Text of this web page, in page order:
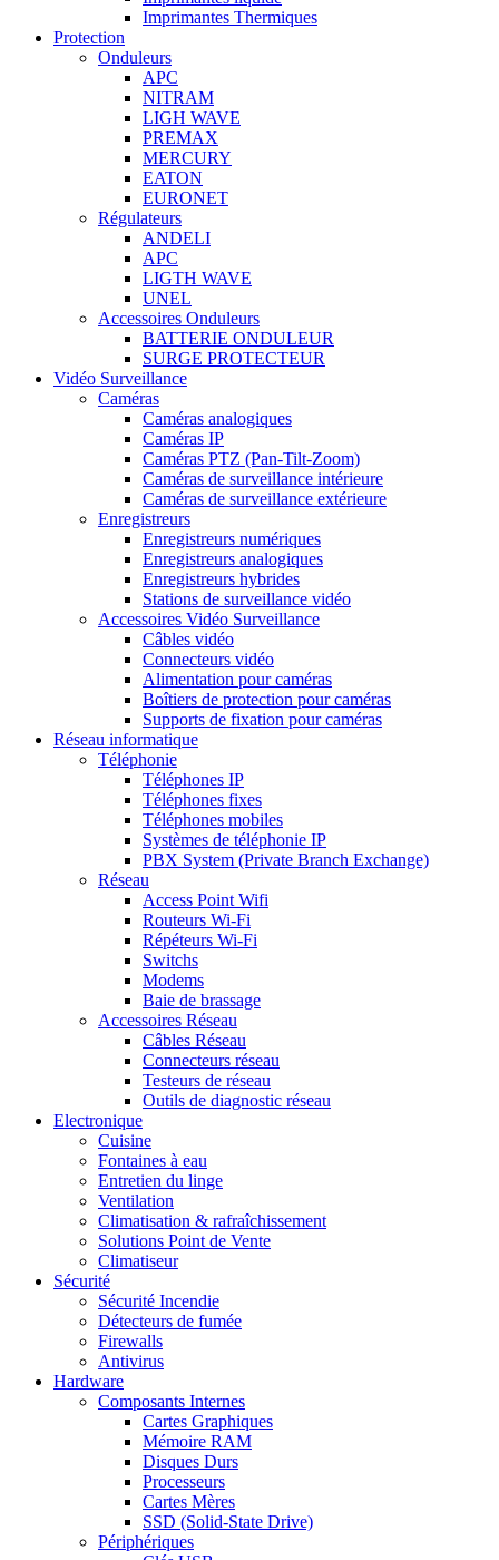
Imprimantes Thermiques
Protection
Onduleurs
APC
NITRAM
LIGH WAVE
PREMAX
MERCURY
EATON
EURONET
Régulateurs
ANDELI
APC
LIGTH WAVE
UNEL
Accessoires Onduleurs
BATTERIE ONDULEUR
SURGE PROTECTEUR
Vidéo Surveillance
Caméras
Caméras analogiques
Caméras IP
Caméras PTZ (Pan-Tilt-Zoom)
Caméras de surveillance intérieure
Caméras de surveillance extérieure
Enregistreurs
Enregistreurs numériques
Enregistreurs analogiques
Enregistreurs hybrides
Stations de surveillance vidéo
Accessoires Vidéo Surveillance
Câbles vidéo
Connecteurs vidéo
Alimentation pour caméras
Boîtiers de protection pour caméras
Supports de fixation pour caméras
Réseau informatique
Téléphonie
Téléphones IP
Téléphones fixes
Téléphones mobiles
Systèmes de téléphonie IP
PBX System (Private Branch Exchange)
Réseau
Access Point Wifi
Routeurs Wi-Fi
Répéteurs Wi-Fi
Switchs
Modems
Baie de brassage
Accessoires Réseau
Câbles Réseau
Connecteurs réseau
Testeurs de réseau
Outils de diagnostic réseau
Electronique
Cuisine
Fontaines à eau
Entretien du linge
Ventilation
Climatisation & rafraîchissement
Solutions Point de Vente
Climatiseur
Sécurité
Sécurité Incendie
Détecteurs de fumée
Firewalls
Antivirus
Hardware
Composants Internes
Cartes Graphiques
Mémoire RAM
Disques Durs
Processeurs
Cartes Mères
SSD (Solid-State Drive)
Périphériques